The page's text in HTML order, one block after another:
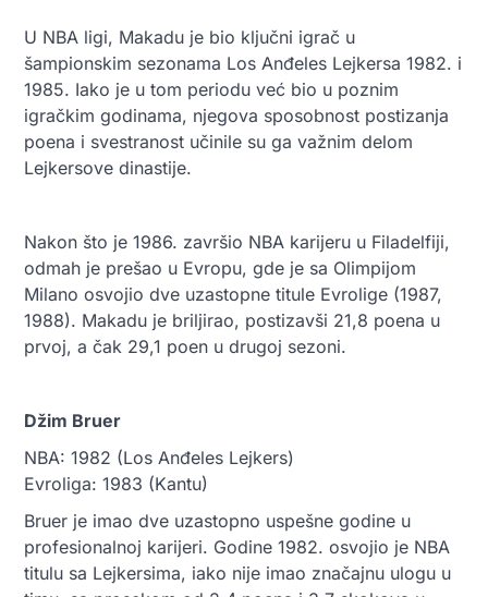
U NBA ligi, Makadu je bio ključni igrač u
šampionskim sezonama Los Anđeles Lejkersa 1982. i
1985. Iako je u tom periodu već bio u poznim
igračkim godinama, njegova sposobnost postizanja
poena i svestranost učinile su ga važnim delom
Lejkersove dinastije.
Nakon što je 1986. završio NBA karijeru u Filadelfiji,
odmah je prešao u Evropu, gde je sa Olimpijom
Milano osvojio dve uzastopne titule Evrolige (1987,
1988). Makadu je briljirao, postizavši 21,8 poena u
prvoj, a čak 29,1 poen u drugoj sezoni.
Džim Bruer
NBA: 1982 (Los Anđeles Lejkers)
Evroliga: 1983 (Kantu)
Bruer je imao dve uzastopno uspešne godine u
profesionalnoj karijeri. Godine 1982. osvojio je NBA
titulu sa Lejkersima, iako nije imao značajnu ulogu u